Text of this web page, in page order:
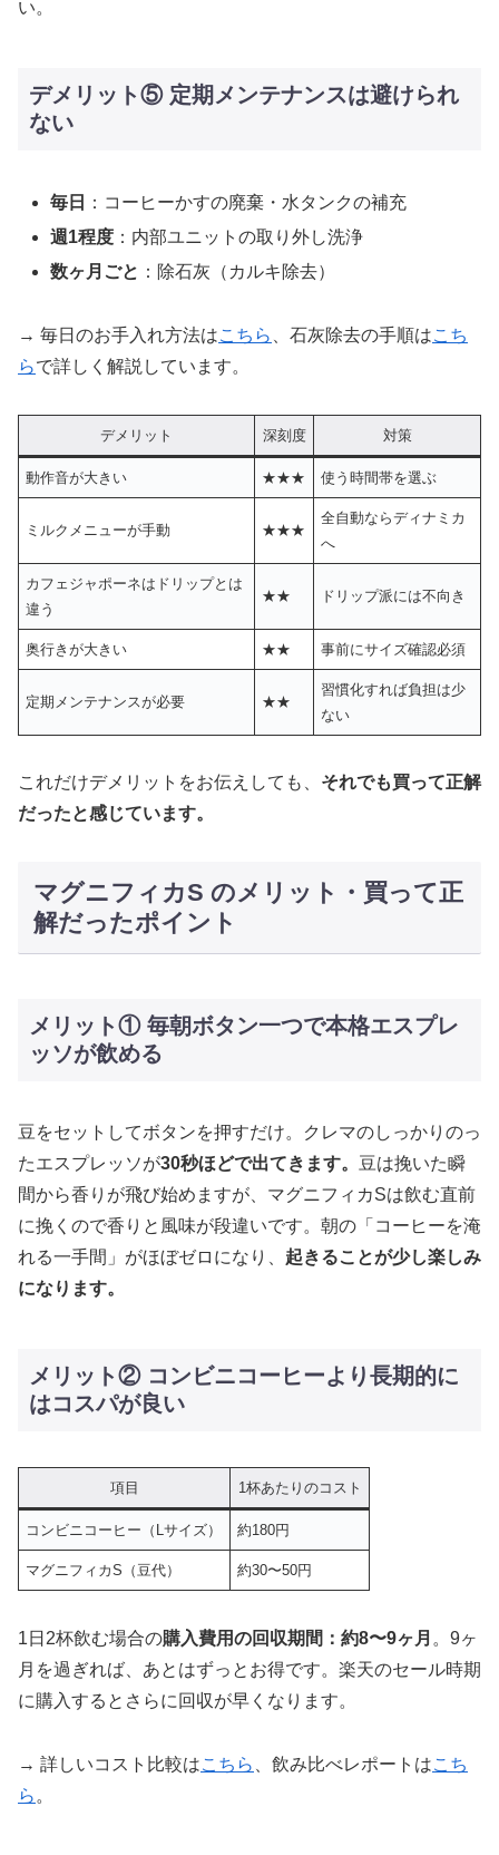
い。
デメリット⑤ 定期メンテナンスは避けられ
ない
毎日
：コーヒーかすの廃棄・水タンクの補充
週1程度 ：内部ユニットの取り外し洗浄
数ヶ月ごと ：除石灰（カルキ除去）
→ 毎日のお手入れ方法はこちら 、石灰除去の手順はこち
らで詳しく解説しています。
デメリット 深刻度 対策
動作音が大きい ★★★ 使う時間帯を選ぶ
ミルクメニューが手動 ★★★
全自動ならディナミカ
へ
カフェジャポーネはドリップとは
違う
★★ ドリップ派には不向き
奥行きが大きい ★★ 事前にサイズ確認必須
定期メンテナンスが必要 ★★
習慣化すれば負担は少
ない
これだけデメリットをお伝えしても、 それでも買って正解
だったと感じています。
マグニフィカS のメリット・買って正
解だったポイント
メリット① 毎朝ボタン一つで本格エスプレ
ッソが飲める
豆をセットしてボタンを押すだけ。クレマのしっかりのっ
たエスプレッソが30秒ほどで出てきます。 豆は挽いた瞬
間から香りが飛び始めますが、マグニフィカSは飲む直前
に挽くので香りと風味が段違いです。朝の「コーヒーを淹
れる一手間」がほぼゼロになり、 起きることが少し楽しみ
になります。
メリット② コンビニコーヒーより長期的に
はコスパが良い
項目 1杯あたりのコスト
コンビニコーヒー（Lサイズ） 約180円
マグニフィカS（豆代） 約30〜50円
1日2杯飲む場合の購入費用の回収期間：約8〜9ヶ月 。9ヶ
月を過ぎれば、あとはずっとお得です。楽天のセール時期
に購入するとさらに回収が早くなります。
→ 詳しいコスト比較はこちら 、飲み比べレポートはこち
ら 。